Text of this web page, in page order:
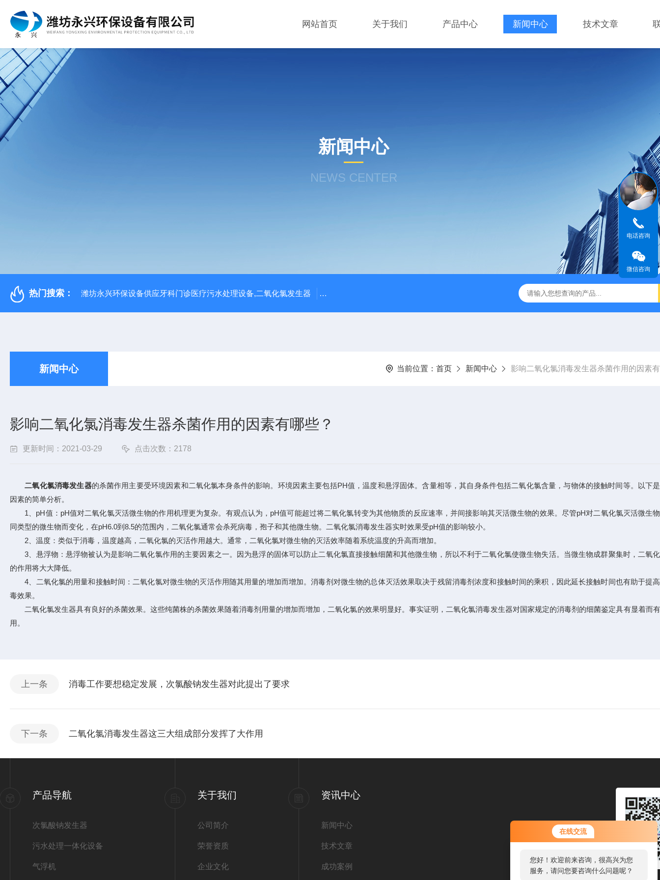
在线交流
您好！欢迎前来咨询，很高兴为您
服务，请问您要咨询什么问题呢？
网站首页 关于我们 产品中心 新闻中心 技术文章
新闻中心
NEWS CENTER
热门搜索： 潍坊永兴环保设备供应牙科门诊医疗污水处理设备,二氧化氯发生器 潍坊永兴环保设备公司供应四川成都一体化污水处理设备 电解法次氯酸钠发生器 二氧化氯发
新闻中心 当前位置： 首页 新闻中心 影响二氧化氯消毒发生器杀菌作用的因素
影响二氧化氯消毒发生器杀菌作用的因素有哪些？
更新时间：2021-03-29 点击次数：2178
二氧化氯消毒发生器的杀菌作用主要受环境因素和二氧化氯本身条件的影响。环境因素主要包括PH值，温度和悬浮固体。含量相等，其自身条件包括二氧化氯含量，与物体的接触时间等。以下
因素的简单分析。
1、pH值：pH值对二氧化氯灭活微生物的作用机理更为复杂。有观点认为，pH值可能超过将二氧化氯转变为其他物质的反应速率，并间接影响其灭活微生物的效果。尽管pH对二氧化氯灭活微生
同类型的微生物而变化，在pH6.0到8.5的范围内，二氧化氯通常会杀死病毒，孢子和其他微生物。二氧化氯消毒发生器实时效果受pH值的影响较小。
2、温度：类似于消毒，温度越高，二氧化氯的灭活作用越大。通常，二氧化氯对微生物的灭活效率随着系统温度的升高而增加。
3、悬浮物：悬浮物被认为是影响二氧化氯作用的主要因素之一。因为悬浮的固体可以防止二氧化氯直接接触细菌和其他微生物，所以不利于二氧化氯使微生物失活。当微生物成群聚集时，二氧
的作用将大大降低。
4、二氧化氯的用量和接触时间：二氧化氯对微生物的灭活作用随其用量的增加而增加。消毒剂对微生物的总体灭活效果取决于残留消毒剂浓度和接触时间的乘积，因此延长接触时间也有助于提
毒效果。
二氧化氯发生器具有良好的杀菌效果。这些纯菌株的杀菌效果随着消毒剂用量的增加而增加，二氧化氯的效果明显好。事实证明，二氧化氯消毒发生器对国家规定的消毒剂的细菌鉴定具有显着而
用。
上一条 消毒工作要想稳定发展，次氯酸钠发生器对此提出了要求
下一条 二氧化氯消毒发生器这三大组成部分发挥了大作用
产品导航
次氯酸钠发生器
污水处理一体化设备
气浮机
关于我们
公司简介
荣誉资质
企业文化
资讯中心
新闻中心
技术文章
成功案例
电话咨询
微信咨询